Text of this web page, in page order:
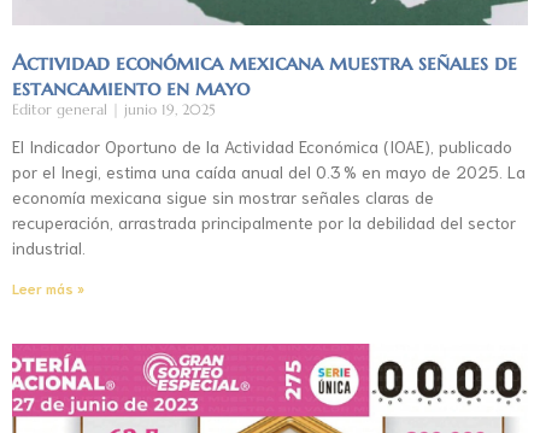
Actividad económica mexicana muestra señales de
estancamiento en mayo
Editor general junio 19, 2025
El Indicador Oportuno de la Actividad Económica (IOAE), publicado
por el Inegi, estima una caída anual del 0.3 % en mayo de 2025. La
economía mexicana sigue sin mostrar señales claras de
recuperación, arrastrada principalmente por la debilidad del sector
industrial.
Leer más »